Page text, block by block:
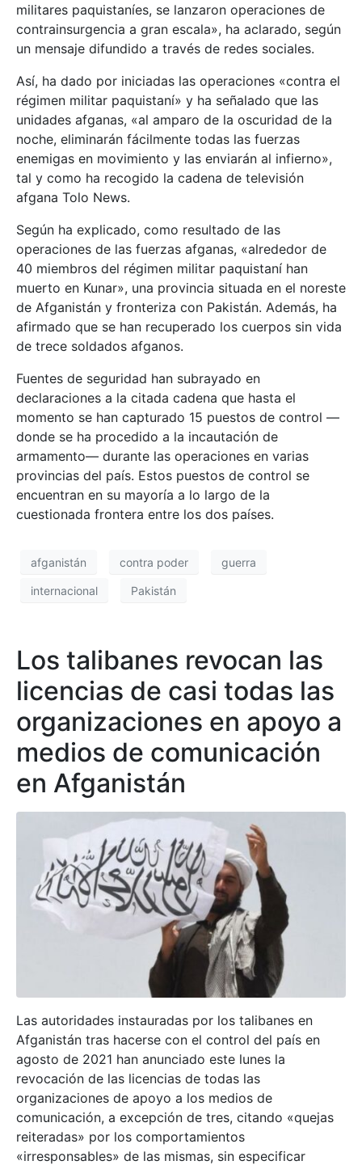
militares paquistaníes, se lanzaron operaciones de
contrainsurgencia a gran escala», ha aclarado, según
un mensaje difundido a través de redes sociales.
Así, ha dado por iniciadas las operaciones «contra el
régimen militar paquistaní» y ha señalado que las
unidades afganas, «al amparo de la oscuridad de la
noche, eliminarán fácilmente todas las fuerzas
enemigas en movimiento y las enviarán al infierno»,
tal y como ha recogido la cadena de televisión
afgana Tolo News.
Según ha explicado, como resultado de las
operaciones de las fuerzas afganas, «alrededor de
40 miembros del régimen militar paquistaní han
muerto en Kunar», una provincia situada en el noreste
de Afganistán y fronteriza con Pakistán. Además, ha
afirmado que se han recuperado los cuerpos sin vida
de trece soldados afganos.
Fuentes de seguridad han subrayado en
declaraciones a la citada cadena que hasta el
momento se han capturado 15 puestos de control —
donde se ha procedido a la incautación de
armamento— durante las operaciones en varias
provincias del país. Estos puestos de control se
encuentran en su mayoría a lo largo de la
cuestionada frontera entre los dos países.
afganistán contra poder guerra
internacional Pakistán
Los talibanes revocan las
licencias de casi todas las
organizaciones en apoyo a
medios de comunicación
en Afganistán
Las autoridades instauradas por los talibanes en
Afganistán tras hacerse con el control del país en
agosto de 2021 han anunciado este lunes la
revocación de las licencias de todas las
organizaciones de apoyo a los medios de
comunicación, a excepción de tres, citando «quejas
reiteradas» por los comportamientos
«irresponsables» de las mismas, sin especificar